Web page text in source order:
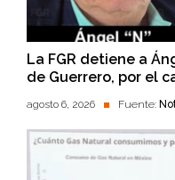
La FGR detiene a
de Guerrero, por el
agosto 6, 2026 Fuente: